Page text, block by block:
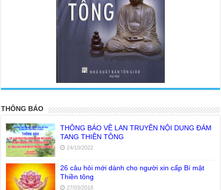
THÔNG BÁO
THÔNG BÁO VỀ LAN TRUYỀN NỘI DUNG ĐÁM
TANG THIỀN TÔNG
24/10/2022
26 câu hỏi mới dành cho người xin cấp Bí mật
Thiền tông
27/03/2018